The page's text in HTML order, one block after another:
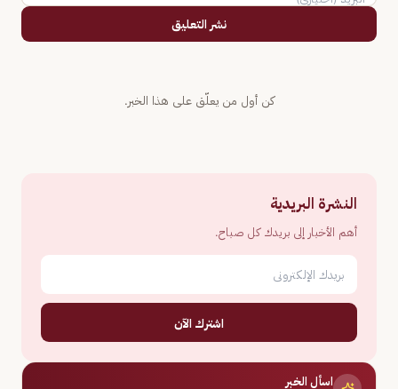
نشر التعليق
كن أول من يعلّق على هذا الخبر.
النشرة البريدية
أهم الأخبار إلى بريدك كل صباح.
اشترك الآن
اسأل الخبر